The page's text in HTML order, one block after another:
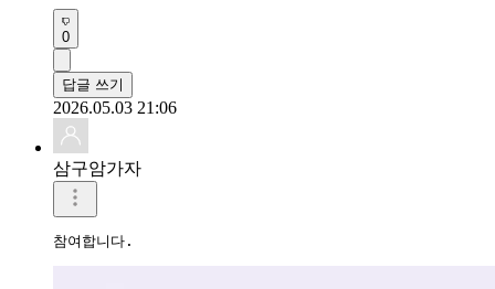
0
답글 쓰기
2026.05.03 21:06
삼구암가자
참여합니다.